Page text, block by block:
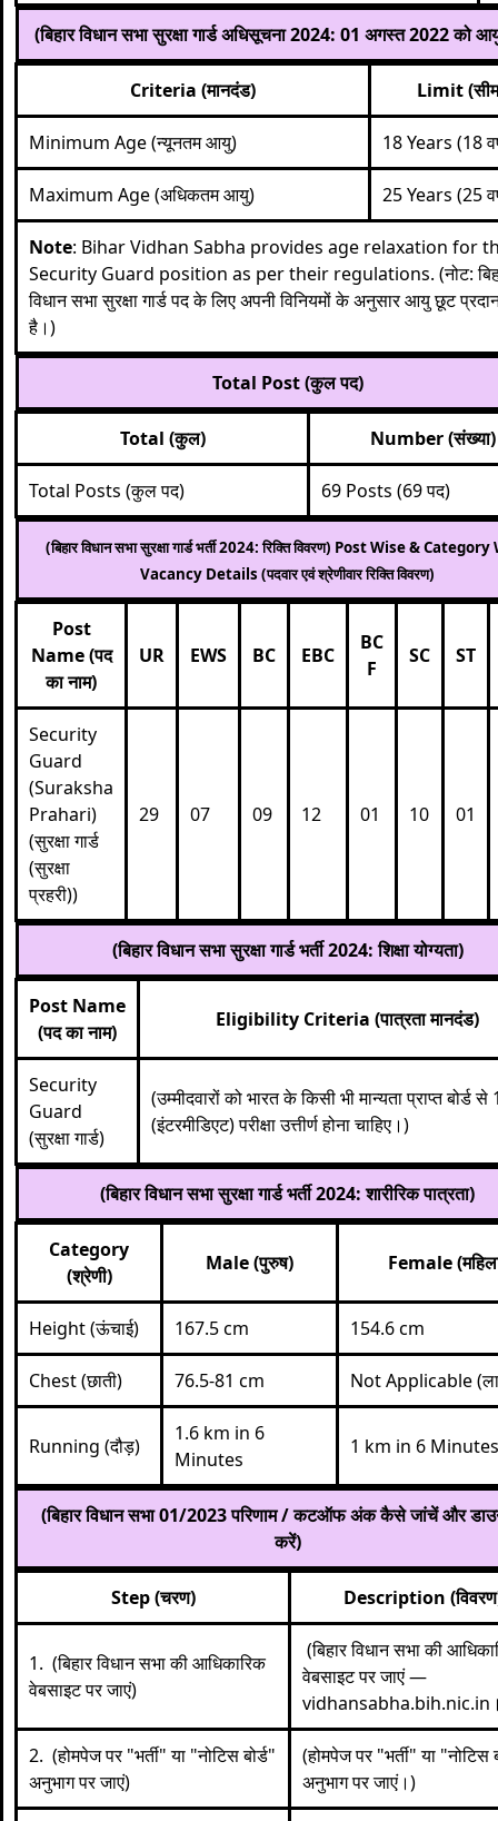
(बिहार विधान सभा सुरक्षा गार्ड अधिसूचना 2024: 01 अगस्त 2022 को
Criteria (मानदंड) Limit
Minimum Age (न्यूनतम आयु) 18 Years (18
Maximum Age (अधिकतम आयु) 25 Years (25
Note: Bihar Vidhan Sabha provides age relaxation for
Security Guard position as per their regulations. (नोट:
विधान सभा सुरक्षा गार्ड पद के लिए अपनी विनियमों के अनुसार आयु छूट
है।)
Total Post (कुल पद)
Total (कुल) Number (संख्या)
Total Posts (कुल पद) 69 Posts (69 पद)
(बिहार विधान सभा सुरक्षा गार्ड भर्ती 2024: रिक्ति विवरण) Post Wise &
Vacancy Details (पदवार एवं श्रेणीवार रिक्ति विवरण)
Post
Name (पद
का नाम)
UR EWS BC EBC
BC
F
SC ST
Security
Guard
(Suraksha
Prahari)
(सुरक्षा गार्ड
(सुरक्षा
प्रहरी))
29 07 09 12 01 10 01
(बिहार विधान सभा सुरक्षा गार्ड भर्ती 2024: शिक्षा योग्यता)
Post Name
(पद का नाम)
Eligibility Criteria (पात्रता मानदंड)
Security
Guard
(सुरक्षा गार्ड)
(उम्मीदवारों को भारत के किसी भी मान्यता प्राप्त बोर्ड से
(इंटरमीडिएट) परीक्षा उत्तीर्ण होना चाहिए।)
(बिहार विधान सभा सुरक्षा गार्ड भर्ती 2024: शारीरिक पात्रता)
Category
(श्रेणी)
Male (पुरुष) Female
Height (ऊंचाई) 167.5 cm 154.6 cm
Chest (छाती) 76.5-81 cm Not Applicable
Running (दौड़)
1.6 km in 6
Minutes
1 km in 6 Minutes
(बिहार विधान सभा 01/2023 परिणाम / कटऑफ अंक कैसे जांचें और
करें)
Step (चरण) Description
1. (बिहार विधान सभा की आधिकारिक
वेबसाइट पर जाएं)
(बिहार विधान सभा की
वेबसाइट पर जाएं —
2. (होमपेज पर "भर्ती" या "नोटिस बोर्ड"
अनुभाग पर जाएं)
(होमपेज पर "भर्ती" या "नोटिस
अनुभाग पर जाएं।)